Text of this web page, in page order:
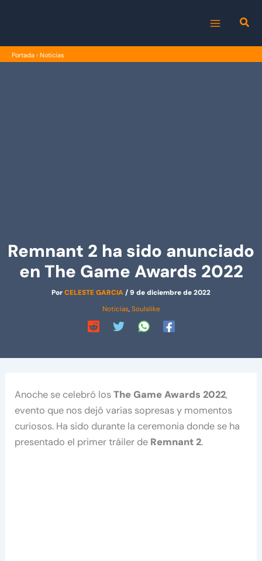
MENU
Portada › Noticias
Remnant 2 ha sido anunciado
en The Game Awards 2022
PorCELESTE GARCIA/9 de diciembre de 2022
Noticias,Soulslike
Anoche se celebró losThe Game Awards 2022,
evento que nos dejó varias sopresas y momentos
curiosos. Ha sido durante la ceremonia donde se ha
presentado el primer tráiler de Remnant 2.